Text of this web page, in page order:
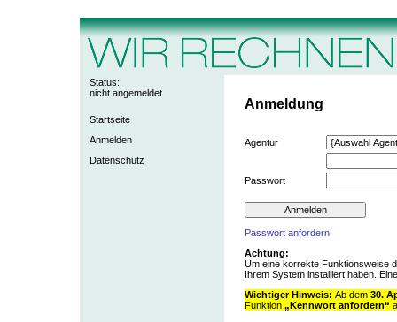
Status:
nicht angemeldet
Startseite
Anmelden
Datenschutz
Anmeldung
Agentur
Passwort
Passwort anfordern
Achtung:
Um eine korrekte Funktionsweise
Ihrem System installiert haben.
Wichtiger Hinweis: Ab dem 30.
Funktion „Kennwort anfordern“